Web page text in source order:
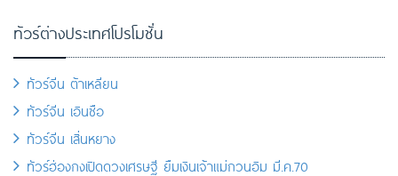
ทัวร์ต่างประเทศโปรโมชั่น
ทัวร์จีน ต้าเหลียน
ทัวร์จีน เอินซือ
ทัวร์จีน เสิ่นหยาง
ทัวร์ฮ่องกงเปิดดวงเศรษฐี ยืมเงินเจ้าแม่กวนอิม มี.ค.70